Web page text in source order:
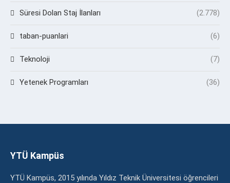
Süresi Dolan Staj İlanları (2.778)
taban-puanlari (6)
Teknoloji (7)
Yetenek Programları (36)
YTÜ Kampüs
YTÜ Kampüs, 2015 yılında Yıldız Teknik Üniversitesi öğrencileri